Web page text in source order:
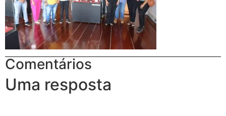
Comentários
Uma resposta